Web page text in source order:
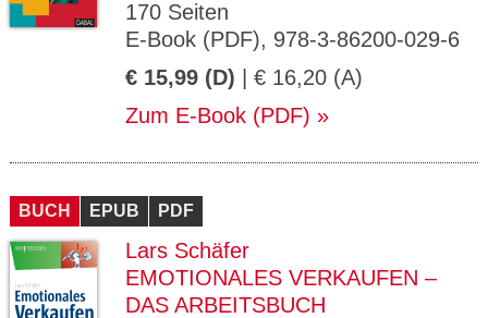
170 Seiten
E-Book (PDF), 978-3-86200-029-6
€ 15,99 (D) | € 16,20 (A)
Zum E-Book (PDF)
BUCH EPUB PDF
Lars Schäfer
EMOTIONALES VERKAUFEN –
DAS ARBEITSBUCH